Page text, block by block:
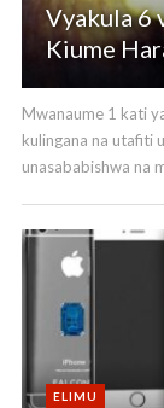
Vyakula 6
Kiume
Mwanaume 1 kati
kulingana na utafiti
unasababishwa na
ELIMU